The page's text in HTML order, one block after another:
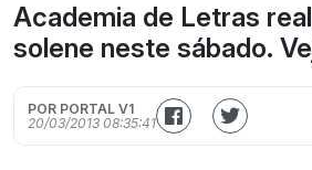
Academia de Letras
solene neste sábado.
POR PORTAL V1
20/03/2013 08:35:41